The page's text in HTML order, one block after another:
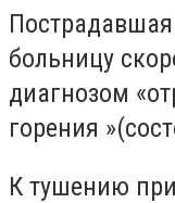
больницу
диагнозом
горения
К тушению